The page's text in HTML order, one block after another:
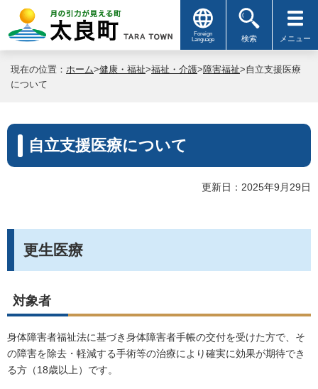
Foreign
Language
検索 メニュー
現在の位置： ホーム>健康・福祉>福祉・介護>障害福祉>自立支援医療
について
自立支援医療について
更新日：2025年9月29日
更生医療
対象者
身体障害者福祉法に基づき身体障害者手帳の交付を受けた方で、そ
の障害を除去・軽減する手術等の治療により確実に効果が期待でき
る方（18歳以上）です。